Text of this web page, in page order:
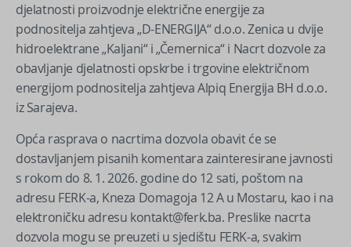
djelatnosti proizvodnje električne energije za
podnositelja zahtjeva „D-ENERGIJA“ d.o.o. Zenica u dvije
hidroelektrane „Kaljani“ i „Čemernica“ i Nacrt dozvole za
obavljanje djelatnosti opskrbe i trgovine električnom
energijom podnositelja zahtjeva Alpiq Energija BH d.o.o.
iz Sarajeva.
Opća rasprava o nacrtima dozvola obavit će se
dostavljanjem pisanih komentara zainteresirane javnosti
s rokom do 8. 1. 2026. godine do 12 sati, poštom na
adresu FERK-a, Kneza Domagoja 12 A u Mostaru, kao i na
elektroničku adresu kontakt@ferk.ba. Preslike nacrta
dozvola mogu se preuzeti u sjedištu FERK-a, svakim